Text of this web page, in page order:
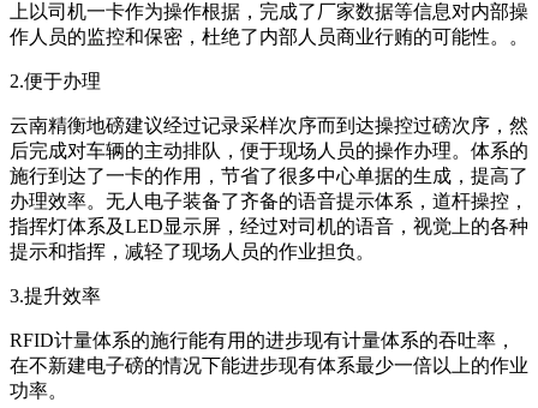
上以司机一卡作为操作根据，完成了厂家数据等信息对内部操
作人员的监控和保密，杜绝了内部人员商业行贿的可能性。。
2.便于办理
云南精衡地磅建议经过记录采样次序而到达操控过磅次序，然
后完成对车辆的主动排队，便于现场人员的操作办理。体系的
施行到达了一卡的作用，节省了很多中心单据的生成，提高了
办理效率。无人电子装备了齐备的语音提示体系，道杆操控，
指挥灯体系及LED显示屏，经过对司机的语音，视觉上的各种
提示和指挥，减轻了现场人员的作业担负。
3.提升效率
RFID计量体系的施行能有用的进步现有计量体系的吞吐率，
在不新建电子磅的情况下能进步现有体系最少一倍以上的作业
功率。